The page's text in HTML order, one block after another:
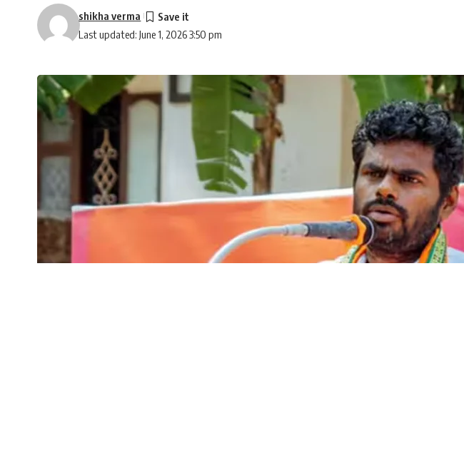
Last updated: June 1, 2026 3:50 pm
shikha verma